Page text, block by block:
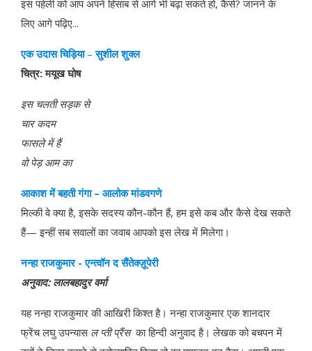
इस पहेली को आप अपने हिसाब से आगे भी बढ़ा सकते हो, कैसे? जानने के
लिए आगे पढ़िए...
एक उदास चिड़िया–सुशील शुक्ल
चित्र: मयूख घोष
इस चलती सड़क से
चार कदम
फासले में हैं
वो पेड़ आम का
आकाश में बहती गंगा – आलोक मांडवगणे
मिल्की वे क्या है, इसके सदस्य कौन-कौन हैं, हम इसे कब और कैसे देख सकते
हैं— इन्हीं सब सवालों का जवाब आपको इस लेख में मिलेगा।
नन्हाराजकुमार- एन्त्वॉनद सैंतेक्ज़ूपेरी
अनुवाद:लालबहादुरवर्मा
यह नन्हा राजकुमार की आखिरी किश्त है। नन्हा राजकुमार एक शानदार
फ्रेंच लघु उपन्यास लप्ती प्रैंसका हिन्दी अनुवाद है। लेखक को बचपन में